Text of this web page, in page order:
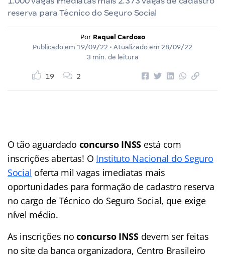
reserva para Técnico do Seguro Social
Por Raquel Cardoso
Publicado em 19/09/22 • Atualizado em 28/09/22
3 min. de leitura
19 2
O tão aguardado concurso INSS está com
inscrições abertas! O Instituto Nacional do Seguro
Social oferta mil vagas imediatas mais
oportunidades para formação de cadastro reserva
no cargo de Técnico do Seguro Social, que exige
nível médio.
As inscrições noconcurso INSSdevem ser feitas
no site da banca organizadora, Centro Brasileiro